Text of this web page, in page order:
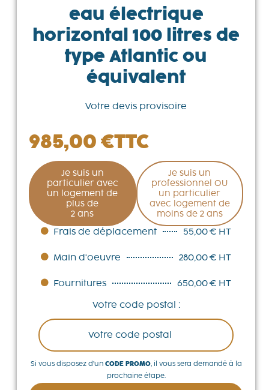
eau électrique
horizontal 100 litres de
type Atlantic ou
équivalent
Votre devis provisoire
985,00€TTC
Je suis un
particulier avec
un logement de
plus de
2 ans
Je suis un
professionnel OU
un particulier
avec logement de
moins de 2 ans
Frais de déplacement 55,00 € HT
Main d'oeuvre 280,00 € HT
Fournitures
650,00 € HT
Votre code postal :
Si vous disposez d’un CODE PROMO, il vous sera demandé à la
prochaine étape.